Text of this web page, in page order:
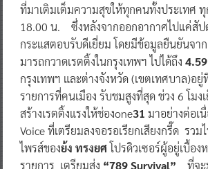
ที่มาเติมเต็มความสุขให้ทุกคนทั้งประเทศ ทุ
18.00 น. ซึ่งหลังจากออกอากาศไปแค่สัป
กระแสตอบรับดีเยี่ยม โดยมีข้อมูลยืนยันจ
มารถกวาดเรตติ้งในกรุงเทพฯ ไปได้ถึง 4.59
กรุงเทพฯ และต่างจังหวัด (เขตเทศบาล)อยู่
รายการที่คนเมือง รับชมสูงที่สุด ช่วง 6 โม
สร้างเรตติ้งแรงให้ช่องone31 มาอย่างต่อเ
Voice ที่เตรียมลงจอรอเรียกเสียงกรี๊ด รวม
ไพรส์ของย้ง ทรงยศโปรดิวเซอร์ผู้อยู่เบื้อง
รายการ เตรียมส่ง “789 Survival” ที่จ